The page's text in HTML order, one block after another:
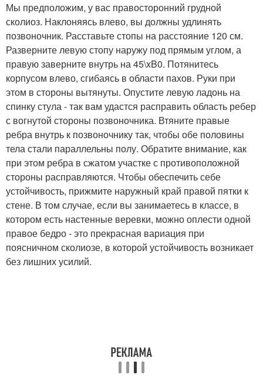
Мы предположим, у вас правосторонний грудной
сколиоз. Наклоняясь влево, вы должны удлинять
позвоночник. Расставьте стопы на расстояние 120 см.
Разверните левую стопу наружу под прямым углом, а
правую заверните внутрь на 45\xB0. Потянитесь
корпусом влево, сгибаясь в области пахов. Руки при
этом в стороны вытянуты. Опустите левую ладонь на
спинку стула - так вам удастся расправить область ребер
с вогнутой стороны позвоночника. Втяните правые
ребра внутрь к позвоночнику так, чтобы обе половины
тела стали параллельны полу. Обратите внимание, как
при этом ребра в сжатом участке с противоположной
стороны расправляются. Чтобы обеспечить себе
устойчивость, прижмите наружный край правой пятки к
стене. В том случае, если вы занимаетесь в классе, в
котором есть настенные веревки, можно оплести одной
правое бедро - это прекрасная вариация при
поясничном сколиозе, в которой устойчивость возникает
без лишних усилий.